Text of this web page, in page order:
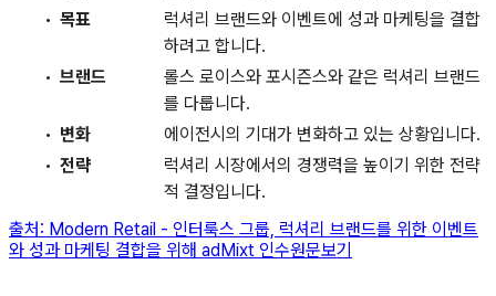
목표
럭셔리 브랜드와 이벤트에 성과 마케팅을 결합
하려고 합니다.
브랜드
롤스 로이스와 포시즌스와 같은 럭셔리 브랜드
를 다룹니다.
변화
에이전시의 기대가 변화하고 있는 상황입니다.
전략
럭셔리 시장에서의 경쟁력을 높이기 위한 전략
적 결정입니다.
출처: Modern Retail - 인터룩스 그룹, 럭셔리 브랜드를 위한 이벤트
와 성과 마케팅 결합을 위해 adMixt 인수원문보기